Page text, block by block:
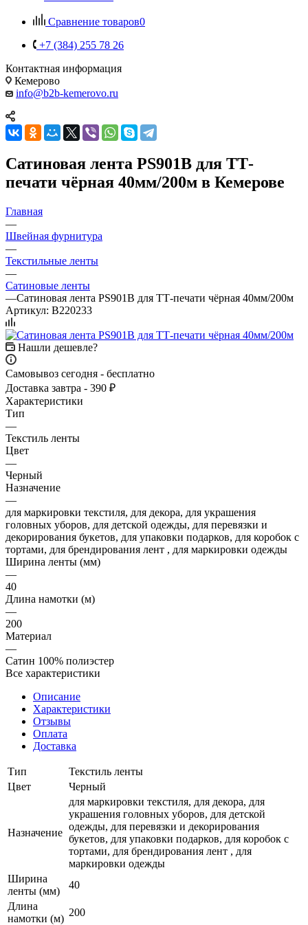
Сравнение товаров0
+7 (384) 255 78 26
Контактная информация
Кемерово
info@b2b-kemerovo.ru
Сатиновая лента PS901B для ТТ-
печати чёрная 40мм/200м в Кемерове
Главная
—
Швейная фурнитура
—
Текстильные ленты
—
Сатиновые ленты
—Сатиновая лента PS901B для ТТ-печати чёрная 40мм/200м
Артикул: B220233
Нашли дешевле?
Самовывоз сегодня - бесплатно
Доставка завтра - 390 ₽
Характеристики
Тип
—
Текстиль ленты
Цвет
—
Черный
Назначение
—
для маркировки текстиля, для декора, для украшения
головных уборов, для детской одежды, для перевязки и
декорирования букетов, для упаковки подарков, для коробок с
тортами, для брендирования лент , для маркировки одежды
Ширина ленты (мм)
—
40
Длина намотки (м)
—
200
Материал
—
Сатин 100% полиэстер
Все характеристики
Описание
Характеристики
Отзывы
Оплата
Доставка
Тип
Текстиль ленты
Цвет
Черный
Назначение
для маркировки текстиля, для декора, для
украшения головных уборов, для детской
одежды, для перевязки и декорирования
букетов, для упаковки подарков, для коробок с
тортами, для брендирования лент , для
маркировки одежды
Ширина
ленты (мм)
40
Длина
намотки (м)
200